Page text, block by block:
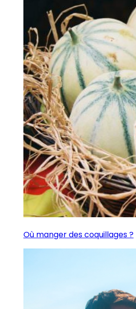
Où manger des coquillages ?